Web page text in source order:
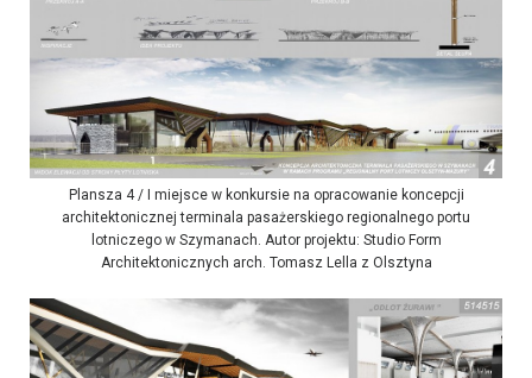
Plansza 4 / I miejsce w konkursie na opracowanie koncepcji
architektonicznej terminala pasażerskiego regionalnego portu
lotniczego w Szymanach. Autor projektu: Studio Form
Architektonicznych arch. Tomasz Lella z Olsztyna